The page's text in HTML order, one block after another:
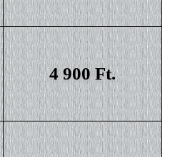
4 900 Ft.